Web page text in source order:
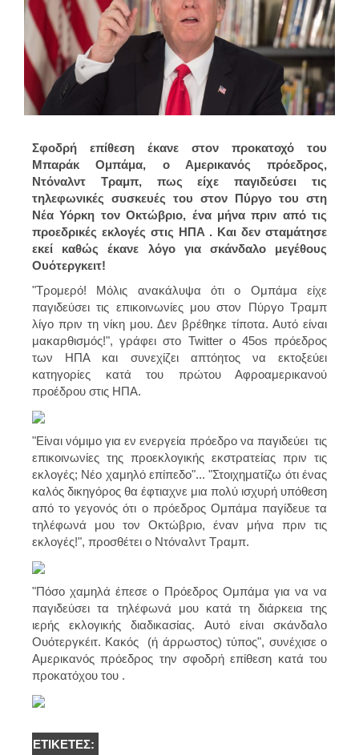
Σφοδρή επίθεση έκανε στον προκατοχό του
Μπαράκ Ομπάμα, ο Αμερικανός πρόεδρος,
Ντόναλντ Τραμπ, πως είχε παγιδεύσει τις
τηλεφωνικές συσκευές του στον Πύργο του στη
Νέα Υόρκη τον Οκτώβριο, ένα μήνα πριν από τις
προεδρικές εκλογές στις ΗΠΑ . Και δεν σταμάτησε
εκεί καθώς έκανε λόγο για σκάνδαλο μεγέθους
Ουότεργκειτ!
"Τρομερό! Μόλις ανακάλυψα ότι ο Ομπάμα είχε
παγιδεύσει τις επικοινωνίες μου στον Πύργο Τραμπ
λίγο πριν τη νίκη μου. Δεν βρέθηκε τίποτα. Αυτό είναι
μακαρθισμός!", γράφει στο Twitter o 45os πρόεδρος
των ΗΠΑ και συνεχίζει απτόητος να εκτοξεύει
κατηγορίες κατά του πρώτου Αφροαμερικανού
προέδρου στις ΗΠΑ.
"Είναι νόμιμο για εν ενεργεία πρόεδρο να παγιδεύει τις
επικοινωνίες της προεκλογικής εκστρατείας πριν τις
εκλογές; Νέο χαμηλό επίπεδο"... "Στοιχηματίζω ότι ένας
καλός δικηγόρος θα έφτιαχνε μια πολύ ισχυρή υπόθεση
από το γεγονός ότι ο πρόεδρος Ομπάμα παγίδευε τα
τηλέφωνά μου τον Οκτώβριο, έναν μήνα πριν τις
εκλογές!", προσθέτει ο Ντόναλντ Τραμπ.
"Πόσο χαμηλά έπεσε ο Πρόεδρος Ομπάμα για να να
παγιδεύσει τα τηλέφωνά μου κατά τη διάρκεια της
ιερής εκλογικής διαδικασίας. Αυτό είναι σκάνδαλο
Ουότεργκέιτ. Κακός (ή άρρωστος) τύπος", συνέχισε ο
Αμερικανός πρόεδρος την σφοδρή επίθεση κατά του
προκατόχου του .
ΕΤΙΚΈΤΕΣ: